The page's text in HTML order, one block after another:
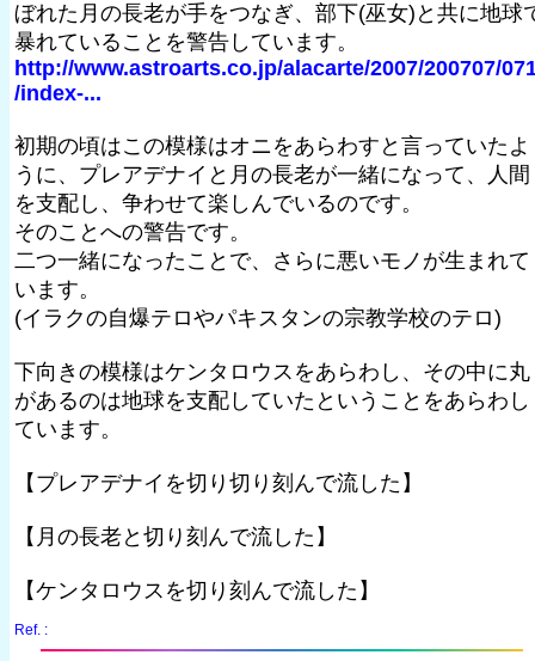
ぼれた月の長老が手をつなぎ、部下(巫女)と共に地球
暴れていることを警告しています。
http://www.astroarts.co.jp/alacarte/2007/200707/
/index-...
初期の頃はこの模様はオニをあらわすと言っていたよ
うに、プレアデナイと月の長老が一緒になって、人間
を支配し、争わせて楽しんでいるのです。
そのことへの警告です。
二つ一緒になったことで、さらに悪いモノが生まれて
います。
(イラクの自爆テロやパキスタンの宗教学校のテロ)
下向きの模様はケンタロウスをあらわし、その中に丸
があるのは地球を支配していたということをあらわし
ています。
【プレアデナイを切り切り刻んで流した】
【月の長老と切り刻んで流した】
【ケンタロウスを切り刻んで流した】
Ref. :